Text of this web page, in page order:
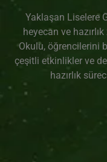
Yaklaşan Liselere
heyecan ve
Okulu, öğrencilerini
çeşitli etkinlikler ve
hazırlık